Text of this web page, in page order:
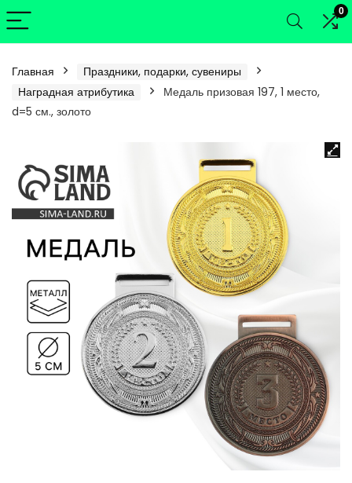
0
Главная
Праздники, подарки, сувениры
Наградная атрибутика
Медаль призовая 197, 1 место,
d=5 см., золото